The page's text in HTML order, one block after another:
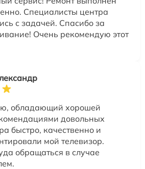
Специалисты центра
с задачей. Спасибо за
Очень рекомендую этот
обладающий хорошей
довольных
быстро, качественно и
мой телевизор.
обращаться в случае